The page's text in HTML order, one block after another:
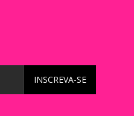
INSCREVA-SE